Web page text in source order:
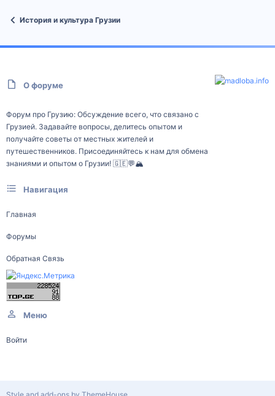
История и культура Грузии
О форуме
Форум про Грузию: Обсуждение всего, что связано с
Грузией. Задавайте вопросы, делитесь опытом и
получайте советы от местных жителей и
путешественников. Присоединяйтесь к нам для обмена
знаниями и опытом о Грузии! 🇬🇪💬🏔️
Навигация
Главная
Форумы
Обратная Связь
Меню
Войти